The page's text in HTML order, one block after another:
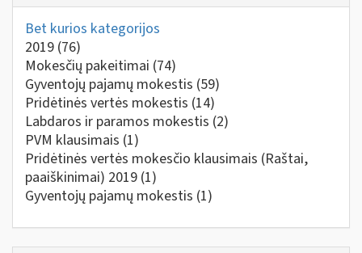
Bet kurios kategorijos
2019 (76)
Mokesčių pakeitimai (74)
Gyventojų pajamų mokestis (59)
Pridėtinės vertės mokestis (14)
Labdaros ir paramos mokestis (2)
PVM klausimais (1)
Pridėtinės vertės mokesčio klausimais (Raštai,
paaiškinimai) 2019 (1)
Gyventojų pajamų mokestis (1)